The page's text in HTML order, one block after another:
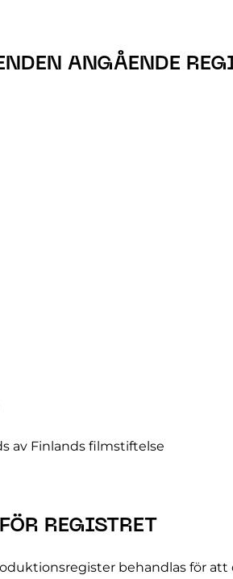
ANGÅENDE
av Finlands filmstiftelse
REGISTRET
behandlas för att